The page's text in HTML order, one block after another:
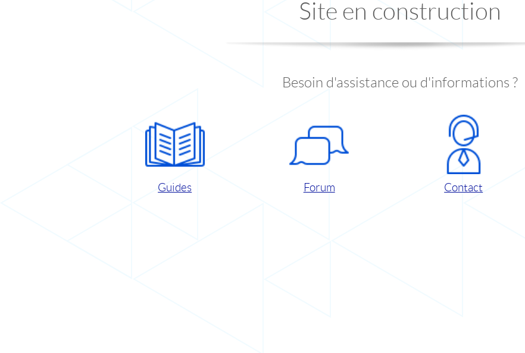
Site en construction
Besoin d'assistance ou d'informations ?
Guides Forum Contact